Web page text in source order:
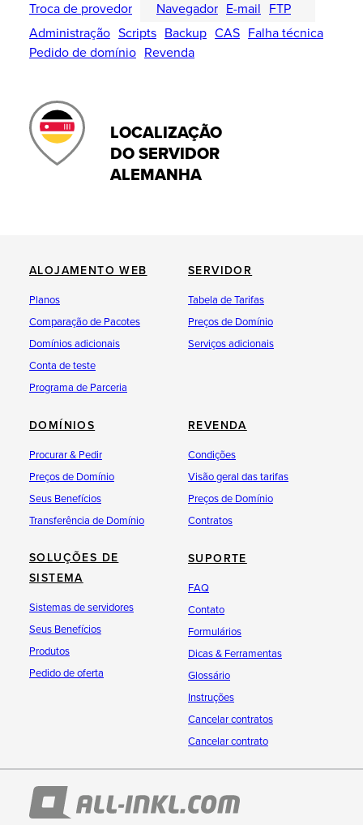
Troca de provedor
Navegador E-mail FTP
Administração Scripts Backup CAS Falha técnica
Pedido de domínio Revenda
LOCALIZAÇÃO
DO SERVIDOR
ALEMANHA
ALOJAMENTO WEB
Planos
Comparação de Pacotes
Domínios adicionais
Conta de teste
Programa de Parceria
SERVIDOR
Tabela de Tarifas
Preços de Domínio
Serviços adicionais
DOMÍNIOS
Procurar & Pedir
Preços de Domínio
Seus Benefícios
Transferência de Domínio
REVENDA
Condições
Visão geral das tarifas
Preços de Domínio
Contratos
SOLUÇÕES DE
SISTEMA
Sistemas de servidores
Seus Benefícios
Produtos
Pedido de oferta
SUPORTE
FAQ
Contato
Formulários
Dicas & Ferramentas
Glossário
Instruções
Cancelar contratos
Cancelar contrato